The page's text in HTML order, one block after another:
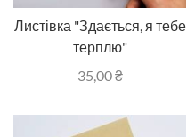
Листівка "Здається, я тебе
терплю"
35,00₴